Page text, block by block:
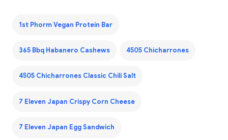
1st Phorm Vegan Protein Bar
365 Bbq Habanero Cashews 4505 Chicharrones
4505 Chicharrones Classic Chili Salt
7 Eleven Japan Crispy Corn Cheese
7 Eleven Japan Egg Sandwich